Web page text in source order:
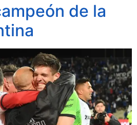
de la